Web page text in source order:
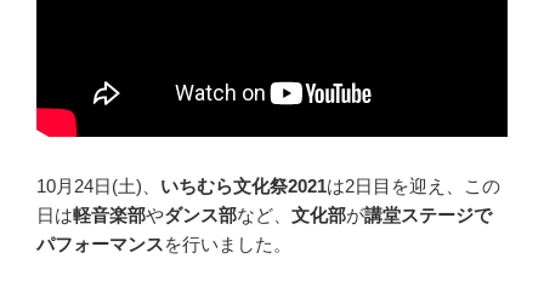
10月24日(土)、 いちむら文化祭2021は2日目を迎え、この
日は軽音楽部やダンス部など、 文化部が講堂ステージで
パフォーマンスを行いました。